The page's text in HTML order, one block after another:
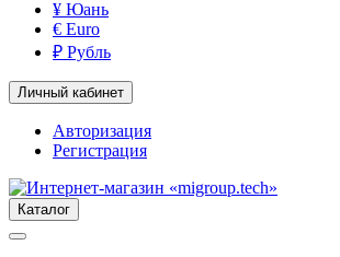
¥ Юань
€ Euro
₽ Рубль
Личный кабинет
Авторизация
Регистрация
Каталог